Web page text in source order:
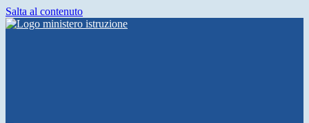
Salta al contenuto